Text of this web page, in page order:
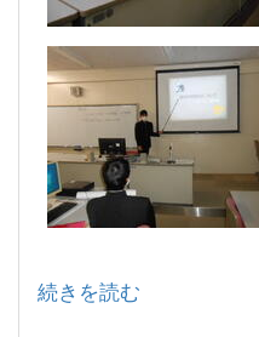
続きを読む